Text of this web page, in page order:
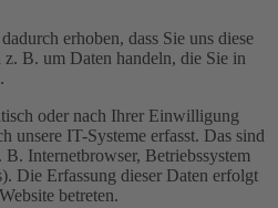
erhoben, dass Sie uns diese
B. um Daten handeln, die Sie in
oder nach Ihrer Einwilligung
unsere IT-Systeme erfasst. Das sind
Internetbrowser, Betriebssystem
Die Erfassung dieser Daten erfolgt
betreten.